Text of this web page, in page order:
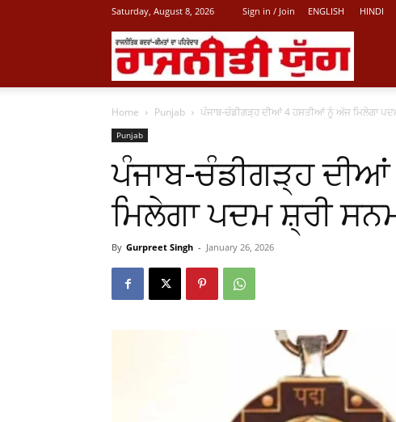
Saturday, August 8, 2026 Sign in / Join ENGLISH HINDI
Punjabi
News
Home Punjab ਪੰਜਾਬ-ਚੰਡੀਗੜ੍ਹ ਦੀਆਂ 4 ਹਸਤੀਆਂ ਨੂੰ ਅੱਜ ਮਿਲੇਗਾ
Punjab
ਪੰਜਾਬ-ਚੰਡੀਗੜ੍ਹ
ਮਿਲੇਗਾ ਪਦਮ ਸ਼੍ਰੀ
By Gurpreet Singh - January 26, 2026